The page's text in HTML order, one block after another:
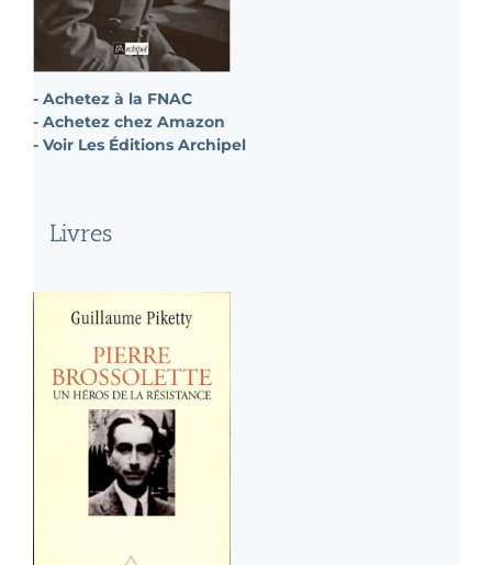
- Achetez à la FNAC
- Achetez chez Amazon
- Voir Les Éditions Archipel
Livres